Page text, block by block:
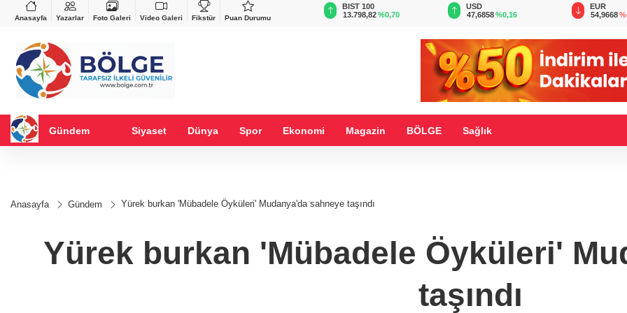
Anasayfa Yazarlar Foto Galeri Video Galeri Fikstür Puan Durumu
%-0,22
VND
0,0018
%0,16
GAU/TRY
6.524,87%0,50
BIST 100
13.798,82%0,70
USD
47,6858%0,16
EUR
54,9668
Gündem Siyaset Dünya Spor Ekonomi Magazin BÖLGE Sağlık
Anasayfa Gündem Yürek burkan 'Mübadele Öyküleri' Mudanya'da sahneye taşındı
Yürek burkan 'Mübadele Öyküleri'
taşındı